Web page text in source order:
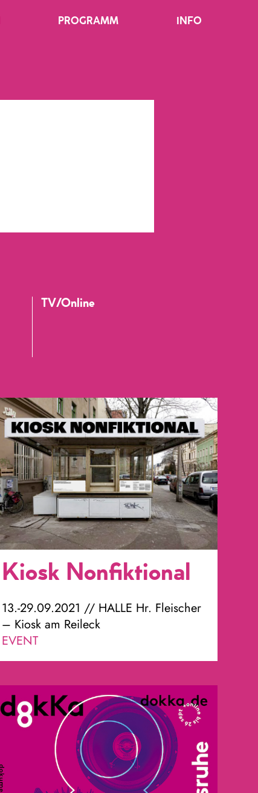
PROGRAMM INFO
TV/Online
Kiosk Nonfiktional
13.-29.09.2021 // HALLE Hr. Fleischer
– Kiosk am Reileck
EVENT